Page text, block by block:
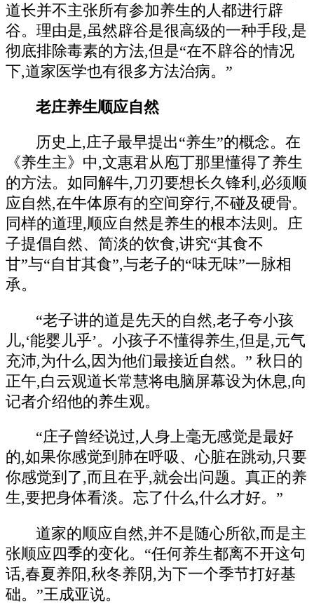
道长并不主张所有参加养生的人都进行辟
谷。理由是,虽然辟谷是很高级的一种手段,是
彻底排除毒素的方法,但是“在不辟谷的情况
下,道家医学也有很多方法治病。”
老庄养生顺应自然
历史上,庄子最早提出“养生”的概念。在
《养生主》中,文惠君从庖丁那里懂得了养生
的方法。如同解牛,刀刃要想长久锋利,必须顺
应自然,在牛体原有的空间穿行,不碰及硬骨。
同样的道理,顺应自然是养生的根本法则。庄
子提倡自然、简淡的饮食,讲究“其食不
甘”与“自甘其食”,与老子的“味无味”一脉相
承。
“老子讲的道是先天的自然,老子夸小孩
儿,‘能婴儿乎’。小孩子不懂得养生,但是,元气
充沛,为什么,因为他们最接近自然。” 秋日的
正午,白云观道长常慧将电脑屏幕设为休息,向
记者介绍他的养生观。
“庄子曾经说过,人身上毫无感觉是最好
的,如果你感觉到肺在呼吸、心脏在跳动,只要
你感觉到了,而且在乎,就会出问题。真正的养
生,要把身体看淡。忘了什么,什么才好。”
道家的顺应自然,并不是随心所欲,而是主
张顺应四季的变化。“任何养生都离不开这句
话,春夏养阳,秋冬养阴,为下一个季节打好基
础。”王成亚说。